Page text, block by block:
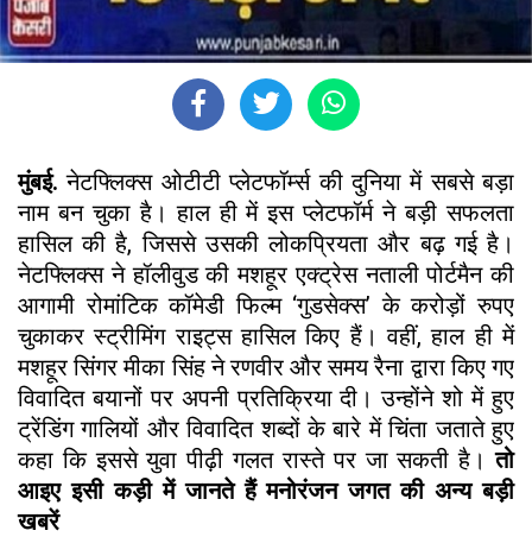
मुंबई. नेटफ्लिक्स ओटीटी प्लेटफॉर्म्स की दुनिया में सबसे बड़ा
नाम बन चुका है। हाल ही में इस प्लेटफॉर्म ने बड़ी सफलता
हासिल की है, जिससे उसकी लोकप्रियता और बढ़ गई है।
नेटफ्लिक्स ने हॉलीवुड की मशहूर एक्ट्रेस नताली पोर्टमैन की
आगामी रोमांटिक कॉमेडी फिल्म ‘गुडसेक्स’ के करोड़ों रुपए
चुकाकर स्ट्रीमिंग राइट्स हासिल किए हैं। वहीं, हाल ही में
मशहूर सिंगर मीका सिंह ने रणवीर और समय रैना द्वारा किए गए
विवादित बयानों पर अपनी प्रतिक्रिया दी। उन्होंने शो में हुए
ट्रेंडिंग गालियों और विवादित शब्दों के बारे में चिंता जताते हुए
कहा कि इससे युवा पीढ़ी गलत रास्ते पर जा सकती है।तो
आइए इसी कड़ी में जानते हैं मनोरंजन जगत की अन्य बड़ी
खबरें